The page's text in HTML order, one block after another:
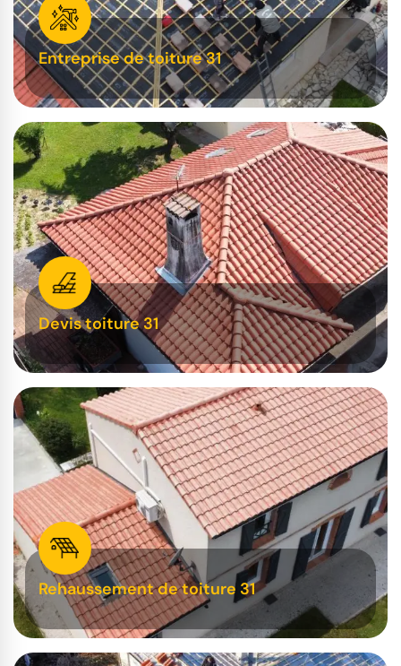
Entreprise de toiture 31
Devis toiture 31
Rehaussement de toiture 31